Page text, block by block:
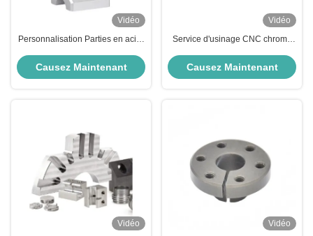
Vidéo
Personnalisation Parties en acier
tournées en acier
Causez Maintenant
Vidéo
Service d'usinage CNC chromé
Finition de polissage
Causez Maintenant
Vidéo
Vidéo